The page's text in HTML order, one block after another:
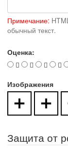
Примечание:
обычный текст.
Оценка:
Изображения
Защита от